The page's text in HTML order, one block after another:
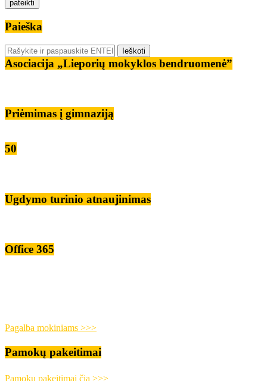
Paieška
Asociacija „Lieporių mokyklos bendruomenė”
Priėmimas į gimnaziją
50
Ugdymo turinio atnaujinimas
Office 365
Pagalba mokiniams >>>
Pamokų pakeitimai
Pamokų pakeitimai čia >>>